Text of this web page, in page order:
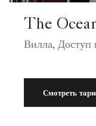
The
Вилла, Доступ
Смотреть